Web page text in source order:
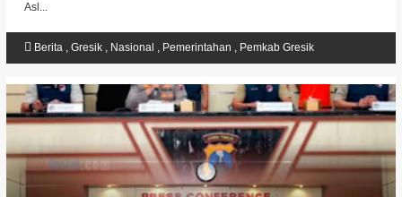
Asl...
Berita, Gresik, Nasional , Pemerintahan , Pemkab Gresik